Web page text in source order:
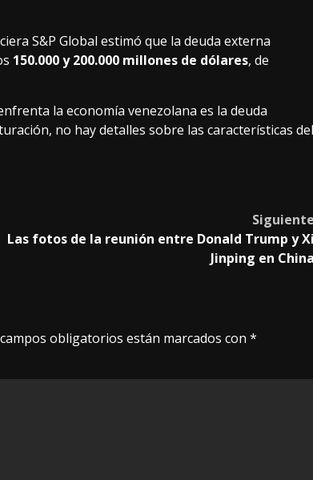
S&P Global estimó que la deuda externa
150.000 y 200.000 millones de dólares, de
la economía venezolana es la deuda
no hay detalles sobre las características del
Siguiente
Las fotos de la reunión entre Donald Trump y Xi
Jinping en China
obligatorios están marcados con *